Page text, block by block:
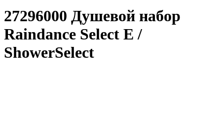
27296000 Душевой набор
Raindance Select E /
ShowerSelect